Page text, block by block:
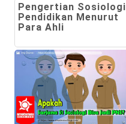
Pengertian Sosiologi
Pendidikan Menurut
Para Ahli